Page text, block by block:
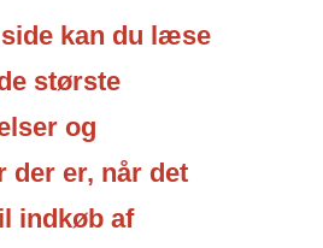
kan du læse
største
og
der er, når det
indkøb af